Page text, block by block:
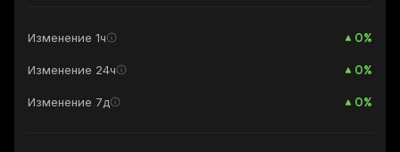
Изменение 1ч 0%
Изменение 24ч 0%
Изменение 7д 0%